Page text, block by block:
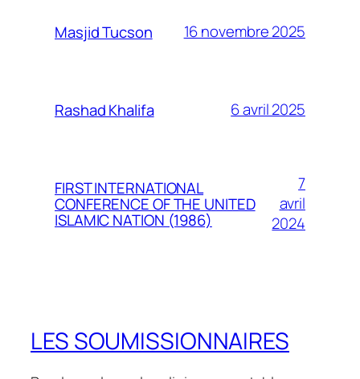
Masjid Tucson 16 novembre 2025
Rashad Khalifa 6 avril 2025
FIRST INTERNATIONAL
CONFERENCE OF THE UNITED
ISLAMIC NATION (1986)
7
avril
2024
LES SOUMISSIONNAIRES